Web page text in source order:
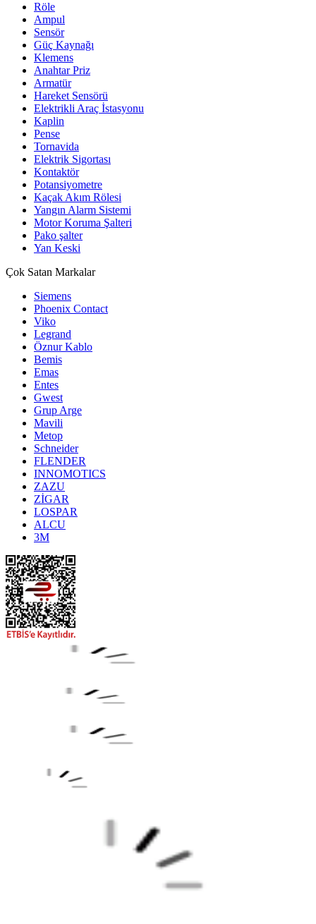
Röle
Ampul
Sensör
Güç Kaynağı
Klemens
Anahtar Priz
Armatür
Hareket Sensörü
Elektrikli Araç İstasyonu
Kaplin
Pense
Tornavida
Elektrik Sigortası
Kontaktör
Potansiyometre
Kaçak Akım Rölesi
Yangın Alarm Sistemi
Motor Koruma Şalteri
Pako şalter
Yan Keski
Çok Satan Markalar
Siemens
Phoenix Contact
Viko
Legrand
Öznur Kablo
Bemis
Emas
Entes
Gwest
Grup Arge
Mavili
Metop
Schneider
FLENDER
INNOMOTICS
ZAZU
ZİGAR
LOSPAR
ALCU
3M